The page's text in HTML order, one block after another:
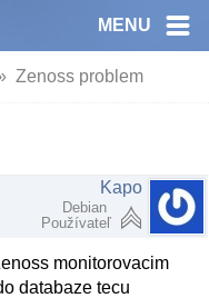
MENU
Zenoss problem
Kapo
Debian
Používateľ
monitorovacim
databaze tecu